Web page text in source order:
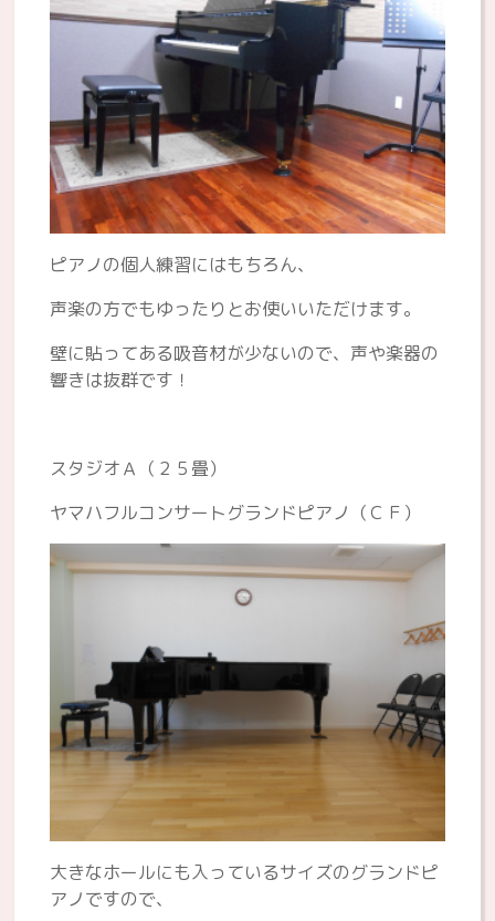
ピアノの個人練習にはもちろん、
声楽の方でもゆったりとお使いいただけます。
壁に貼ってある吸音材が少ないので、声や楽器の
響きは抜群です！
スタジオＡ（２５畳）
ヤマハフルコンサートグランドピアノ（ＣＦ）
大きなホールにも入っているサイズのグランドピ
アノですので、